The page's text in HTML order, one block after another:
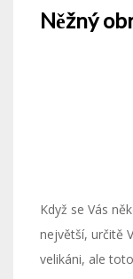
Něžný
Když se Vás
největší, určitě
velikáni, ale